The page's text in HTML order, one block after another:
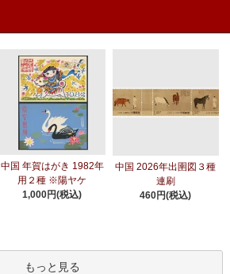
中国 年賀はがき 1982年
用２種 ※陽ヤケ
1,000円(税込)
中国 2026年出圉図３種
連刷
460円(税込)
もっと見る